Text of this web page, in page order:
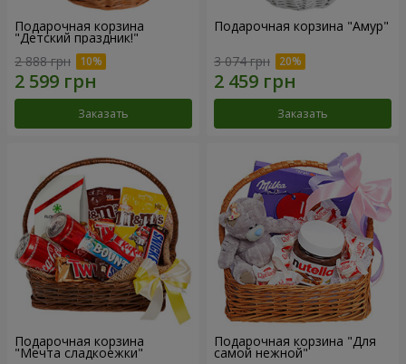
Подарочная корзина
"Детский праздник!"
2 888 грн
Заказать
Подарочная корзина "Амур"
3 074 грн
Заказать
Подарочная корзина
"Мечта сладкоежки"
Подарочная корзина "Для
самой нежной"